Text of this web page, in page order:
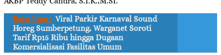
Baca Juga : Viral Parkir Karnaval Sound
Horeg Sumberpetung, Warganet Soroti
Tarif Rp15 Ribu hingga Dugaan
Komersialisasi Fasilitas Umum